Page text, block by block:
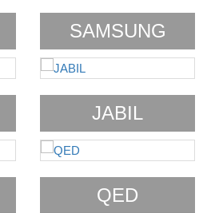
SAMSUNG
JABIL
QED